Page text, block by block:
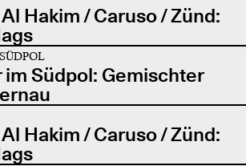
Hakim / Caruso / Zünd:
im Südpol: Gemischter
Hakim / Caruso / Zünd: